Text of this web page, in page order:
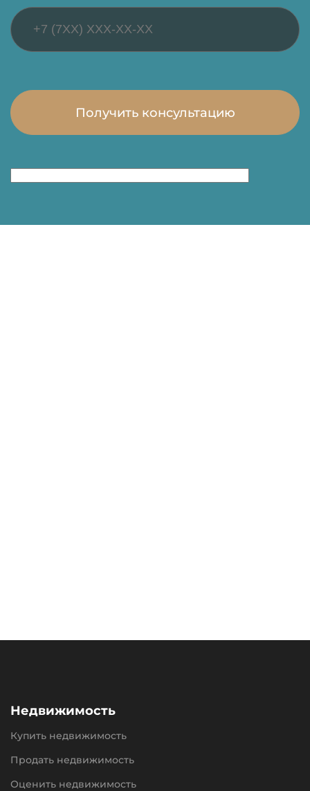
Недвижимость
Купить недвижимость
Продать недвижимость
Оценить недвижимость